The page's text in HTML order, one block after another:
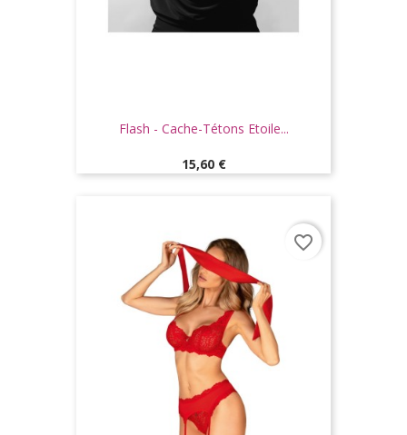
Flash - Cache-Tétons Etoile...
Prix
15,60 €
favorite_border